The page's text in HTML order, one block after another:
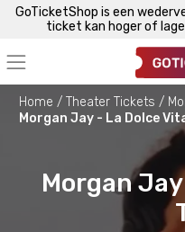
GoTicketShop is een
ticket kan hoger of
Home Theater Tickets
Morgan Jay - La Dolce
Morgan